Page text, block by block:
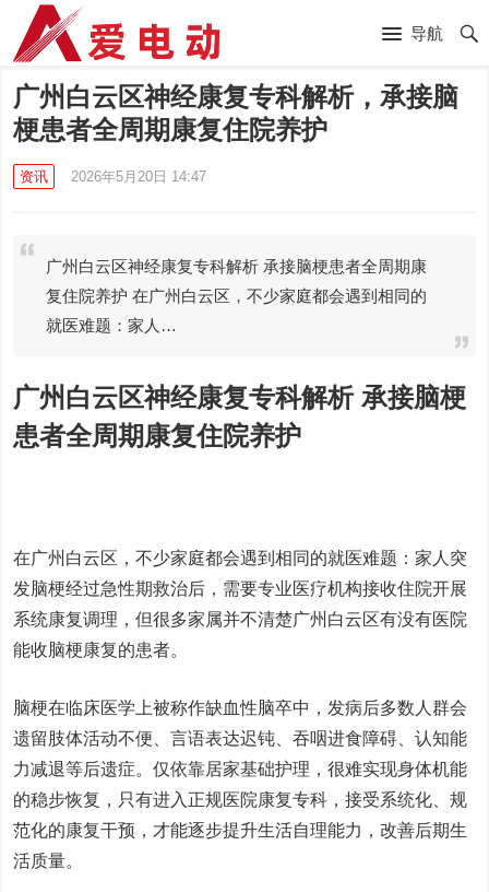
导航
广州白云区神经康复专科解析，承接脑
梗患者全周期康复住院养护
资讯 2026年5月20日 14:47
广州白云区神经康复专科解析 承接脑梗患者全周期康
复住院养护 在广州白云区，不少家庭都会遇到相同的
就医难题：家人…
广州白云区神经康复专科解析 承接脑梗
患者全周期康复住院养护
在广州白云区，不少家庭都会遇到相同的就医难题：家人突
发脑梗经过急性期救治后，需要专业医疗机构接收住院开展
系统康复调理，但很多家属并不清楚广州白云区有没有医院
能收脑梗康复的患者。
脑梗在临床医学上被称作缺血性脑卒中，发病后多数人群会
遗留肢体活动不便、言语表达迟钝、吞咽进食障碍、认知能
力减退等后遗症。仅依靠居家基础护理，很难实现身体机能
的稳步恢复，只有进入正规医院康复专科，接受系统化、规
范化的康复干预，才能逐步提升生活自理能力，改善后期生
活质量。